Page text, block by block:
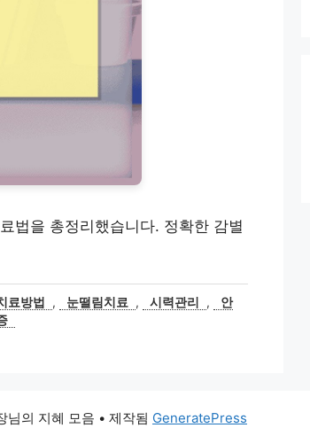
법을 총정리했습니다. 정확한 감별
료방법 , 눈떨림치료 , 시력관리 ,
안
의 지혜 모음 • 제작됨 GeneratePress